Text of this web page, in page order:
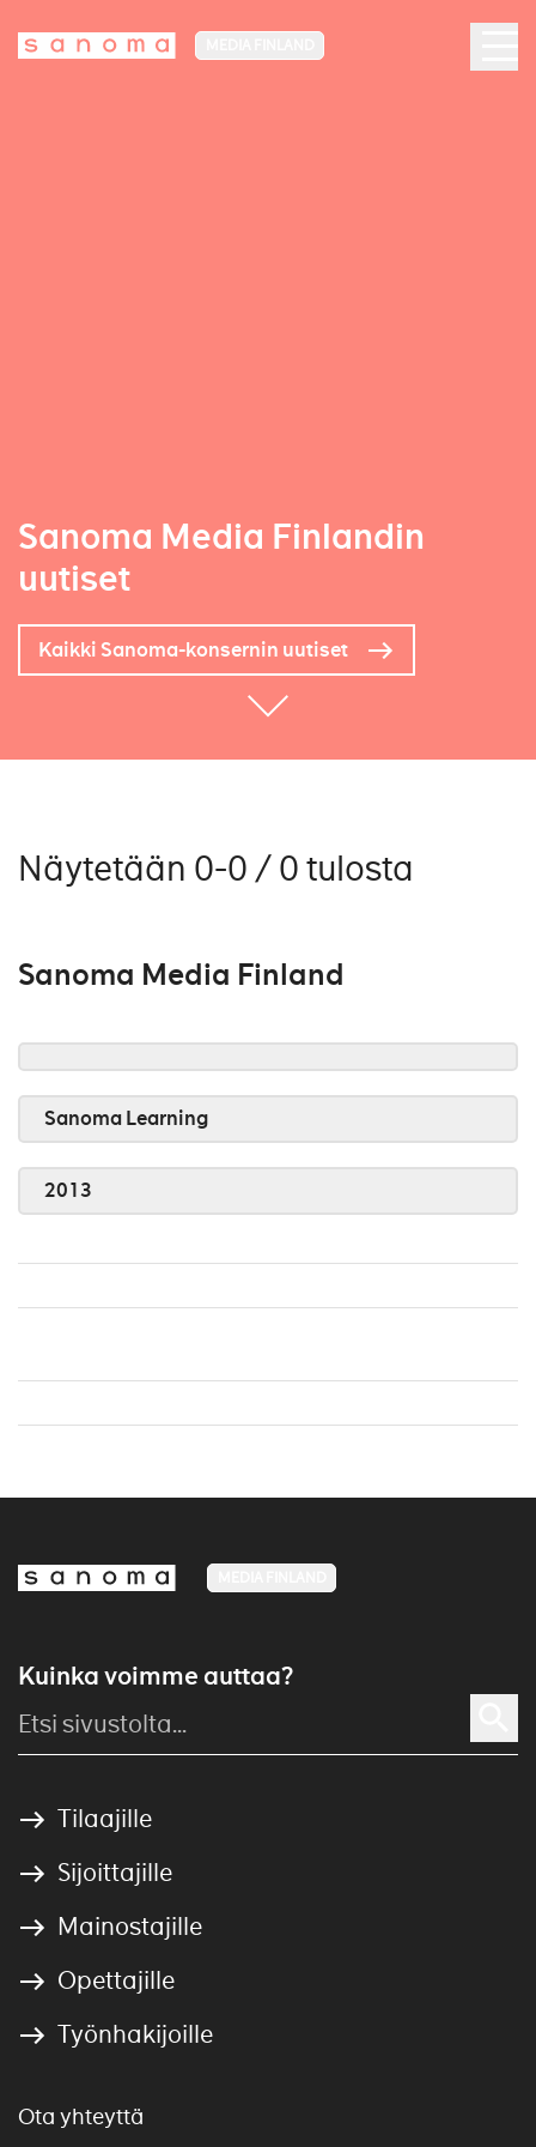
Sanoma Media Finlandin
uutiset
Kaikki Sanoma-konsernin uutiset
Näytetään 0-0 / 0 tulosta
Sanoma Media Finland
Sanoma Learning
2013
Kuinka voimme auttaa?
Tilaajille
Sijoittajille
Mainostajille
Opettajille
Työnhakijoille
Ota yhteyttä